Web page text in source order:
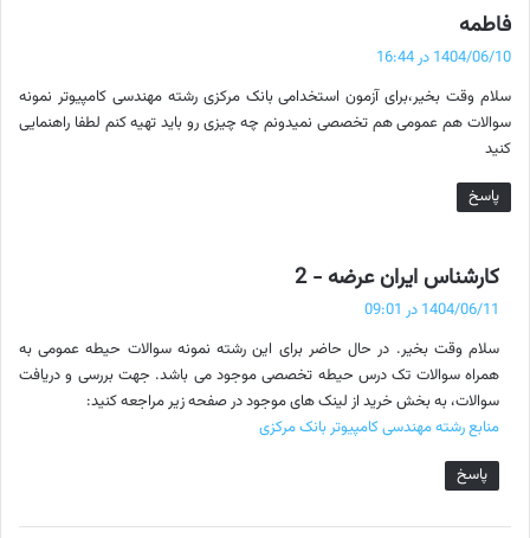
فاطمه
ف
:
1404/06/10 در 16:44
سلام وقت بخیر،برای آزمون استخدامی بانک مرکزی رشته مهندسی کامپیوتر نمونه
سوالات هم عمومی هم تخصصی نمیدونم چه چیزی رو باید تهیه کنم لطفا راهنمایی
کنید
پاسخ
کارشناس ایران عرضه - 2
:
1404/06/11 در 09:01
سلام وقت بخیر. در حال حاضر برای این رشته نمونه سوالات حیطه عمومی به
همراه سوالات تک درس حیطه تخصصی موجود می باشد. جهت بررسی و دریافت
سوالات، به بخش خرید از لینک های موجود در صفحه زیر مراجعه کنید:
منابع رشته مهندسی کامپیوتر بانک مرکزی
پاسخ